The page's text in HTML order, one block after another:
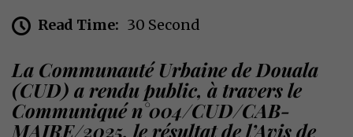
Read Time: 30 Second
La Communauté Urbaine de Douala
(CUD) a rendu public, à travers le
Communiqué n°004/CUD/CAB-
MAIRE/2025, le résultat de l’Avis de